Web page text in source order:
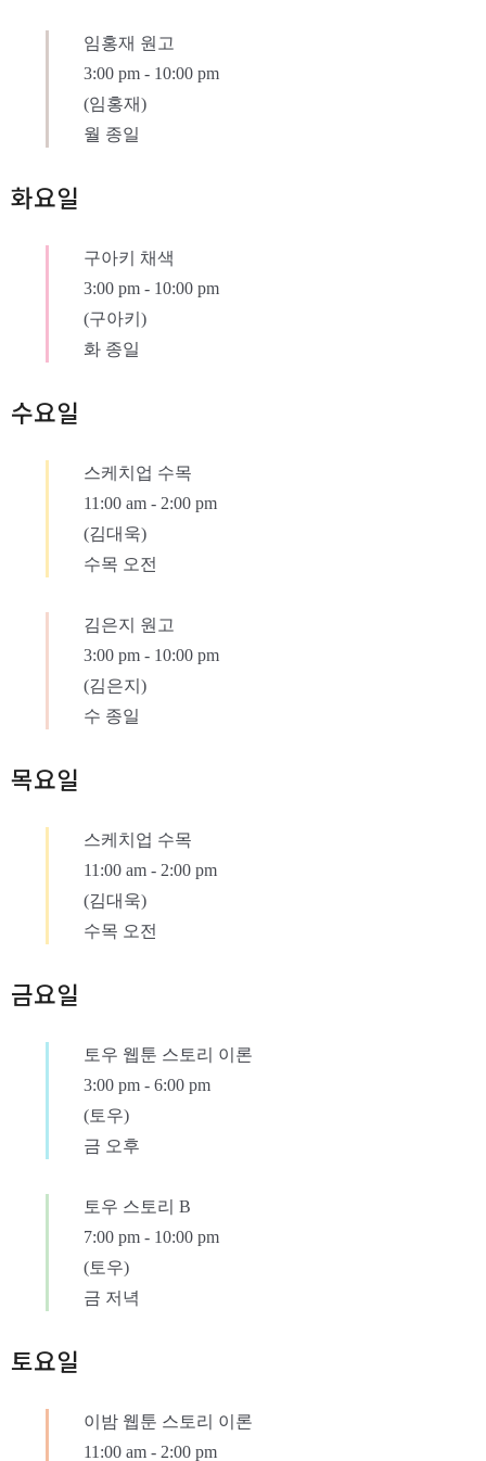
임홍재 원고
3:00 pm - 10:00 pm
(임홍재)
월 종일
화요일
구아키 채색
3:00 pm - 10:00 pm
(구아키)
화 종일
수요일
스케치업 수목
11:00 am - 2:00 pm
(김대욱)
수목 오전
김은지 원고
3:00 pm - 10:00 pm
(김은지)
수 종일
목요일
스케치업 수목
11:00 am - 2:00 pm
(김대욱)
수목 오전
금요일
토우 웹툰 스토리 이론
3:00 pm - 6:00 pm
(토우)
금 오후
토우 스토리 B
7:00 pm - 10:00 pm
(토우)
금 저녁
토요일
이밤 웹툰 스토리 이론
11:00 am - 2:00 pm